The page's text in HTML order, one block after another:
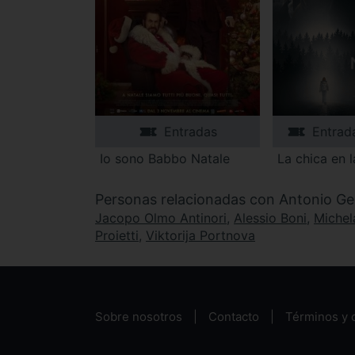
Entradas
Io sono Babbo Natale
La chica en
Personas relacionadas con Antonio
Jacopo Olmo Antinori, Alessio Boni,
Proietti, Viktorija Portnova
Sobre nosotros Contacto Términos y